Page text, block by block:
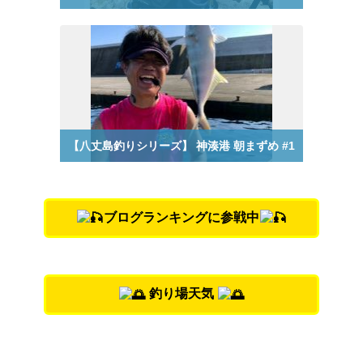
ブログランキングに参戦中
釣り場天気